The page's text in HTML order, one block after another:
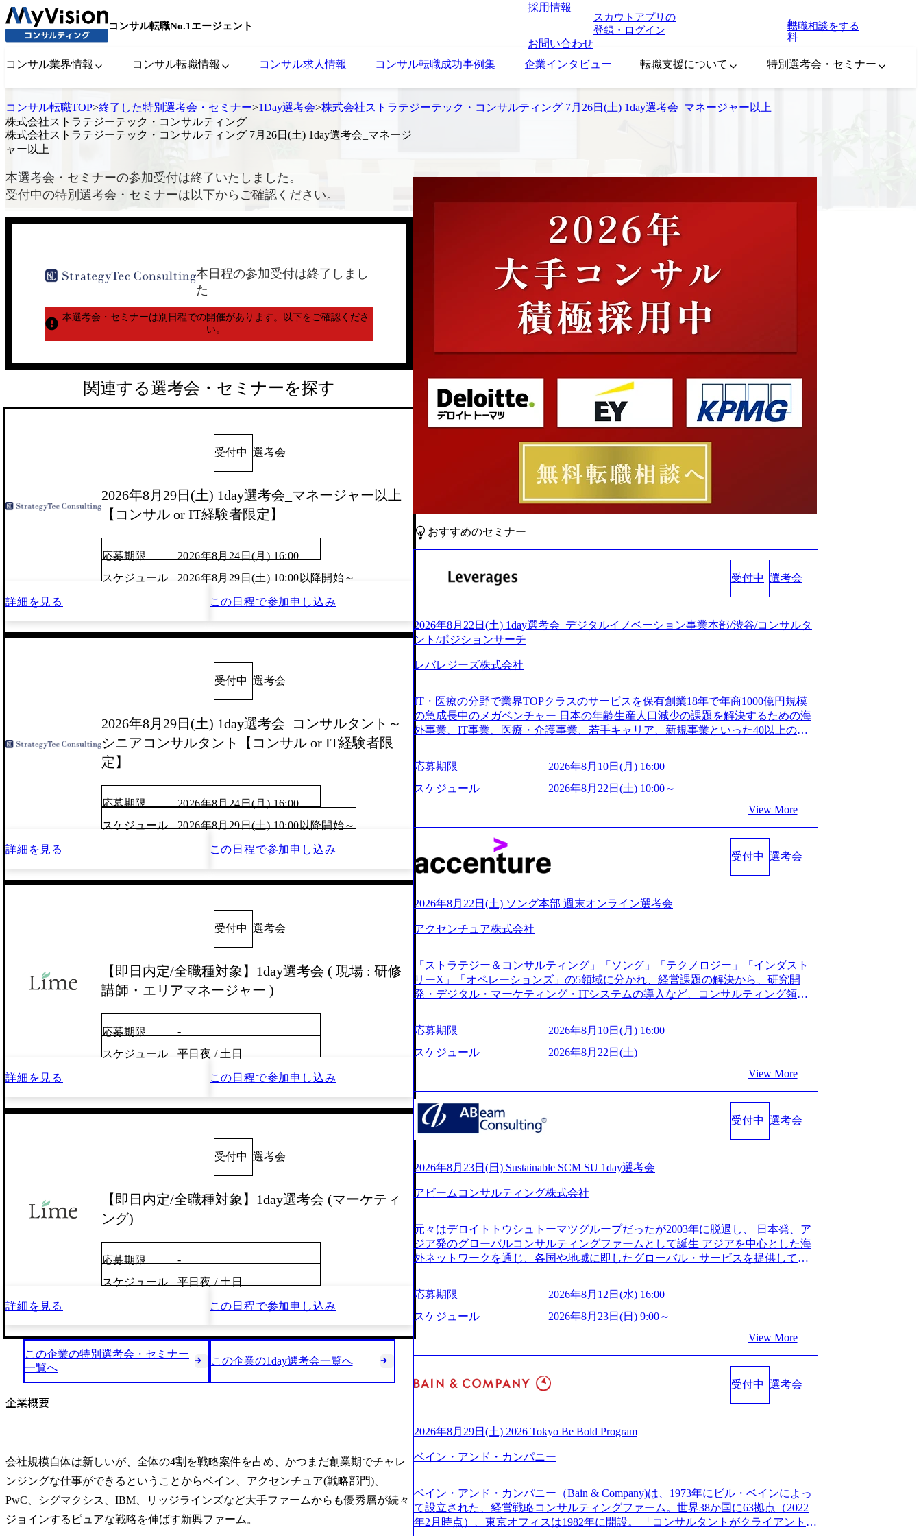
コンサル転職No.1エージェント
採用情報
お問い合わせ
スカウトアプリの
登録・ログイン
無
料
転職相談をする
コンサル業界情報 コンサル転職情報 コンサル求人情報 コンサル転職成功事例集 企業インタビュー 転職支援について 特別選考会・セミナー
コンサル転職TOP>終了した特別選考会・セミナー>1Day選考会>株式会社ストラテジーテック・コンサルティング 7月26日(土) 1day選考会_マネージャー以上
株式会社ストラテジーテック・コンサルティング
株式会社ストラテジーテック・コンサルティング 7月26日(土) 1day選考会_マネージ
ャー以上
本選考会・セミナーの参加受付は終了いたしました。
受付中の特別選考会・セミナーは以下からご確認ください。
本日程の参加受付は終了しまし
た
本選考会・セミナーは別日程での開催があります。
以下をご確認くださ
い。
関連する選考会・セミナーを探す
受付中 選考会
2026年8月29日(土) 1day選考会_マネージャー以上
【コンサル or IT経験者限定】
応募期限
2026年8月24日(月) 16:00
スケジュール
2026年8月29日(土) 10:00以降開始～
詳細を見る この日程で参加申し込み
受付中 選考会
2026年8月29日(土) 1day選考会_コンサルタント～
シニアコンサルタント【コンサル or IT経験者限
定】
応募期限
2026年8月24日(月) 16:00
スケジュール
2026年8月29日(土) 10:00以降開始～
詳細を見る この日程で参加申し込み
受付中 選考会
【即日内定/全職種対象】1day選考会 ( 現場 : 研修
講師・エリアマネージャー )
応募期限
-
スケジュール
平日夜 / 土日
詳細を見る この日程で参加申し込み
受付中 選考会
【即日内定/全職種対象】1day選考会 (マーケティ
ング)
応募期限
-
スケジュール
平日夜 / 土日
詳細を見る この日程で参加申し込み
この企業の特別選考会・セミナー
一覧へ
この企業の1day選考会一覧へ
企業概要
会社規模自体は新しいが、全体の4割を戦略案件を占め、かつまだ創業期でチャレ
ンジングな仕事ができるということからベイン、アクセンチュア(戦略部門)、
PwC、シグマクシス、IBM、リッジラインズなど大手ファームからも優秀層が続々
ジョインするピュアな戦略を伸ばす新興ファーム。
おすすめのセミナー
受付中 選考会
2026年8月22日(土) 1day選考会_デジタルイノベーション事業本部/渋谷/コンサルタ
ント/ポジションサーチ
レバレジーズ株式会社
IT・医療の分野で業界TOPクラスのサービスを保有創業18年で年商1000億円規模
の急成長中のメガベンチャー 日本の年齢生産人口減少の課題を解決するための海
外事業、IT事業、医療・介護事業、若手キャリア、新規事業といった40以上の事
どの人員調達できる 独立資本経営をとっており、事業創造の自由度が高い https://st
orage.googleapis.com/our-vision-production.appspot.com/public/images/20240925162633_7
242d0de-3e54-4f03-b076-00318d5c0dff_1200x644.webp レバレジーズ株式会社 会社説
ng-xiang-ke) 「働く人」「事業・サービス」「カルチャー」など、レバレジーズの
リアルを取り上げています！ (https://melev.leverages.jp/) レバレジーズグローバル、
大分県より「外国人留学生等受入環境整備事業委託業務」を受託 (https://prtimes.jp/
main/html/rd/p/000000612.000010591.html) レバレジーズ、モチベーション管理システ
ム「NALYSYS」リリース (https://prtimes.jp/main/html/rd/p/000000622.000010591.html)
レジーズで活躍するメンバー紹介！〜 管理職種編 〜 (https://www.youtube.com/watc
s://www.youtube.com/watch?v=XJ7Eam0onXA) 創業以来黒字を維持し、急成長中であ
に1兆円を目指す日本にもなかなかないメガベンチャー。創業から黒字経営。年間
130%成長 https://storage.googleapis.com/our-vision-production.appspot.com/public/images/
20251030164405_5c527843-d227-4df8-b86c-5587f843fdf6_1200x471.webp https://storage.
googleapis.com/our-vision-production.appspot.com/public/images/20251030164946_dc0888
上もの新規事業を立ち上げているため様々な業界を経験することが可能 社内転職
かする「オールインハウス」型の組織体。社内スカウトや社内公募制度を用いて
主体的かつ柔軟なキャリア形成が可能。 https://storage.googleapis.com/our-vision-prod
88_1200x698.webp ## 働き方／WLB／待遇 内装8億円超のかっこいいオフィスがあ
り、 働き甲斐のあるランキング、新卒注目ランキング受賞歴多数 あえての未上場
であり株主からの圧力がないため事業創造の自由度が高く、赤字事業でも投資し
て長期的な成長を若手に任せられる環境 対面でのコミュニケーションメリットを
年間データ、エンジニア組織） 2026年8月22日(土) 10:00～最長16:00 2026年8月10
ていただきます。ご了承ください。 ● 当日の流れ 受付 → 会社説明会 → 面接(会社
別に当日の面接案内をお送りいたします。 ※通常の選考フローと異なり、事前に
適性検査をご受検いただきます。 ● 詳細 デジタルイノベーション事業部でのポジ
ションサーチになります。 ご経験やスキル、そして適性や志向性に合わせて、以
サルタント＞ Webアプリケーション、SaaS系の領域において、大手・ベンチャ
ー・スタートアップ企業に対する課題解決支援を行います。 直近の案件では、大
メント支援までを一気通貫で担当しています。 生成AIなどの最新技術とシステム
を活用し、顧客の業務革新と効率化の実現に貢献します。 ＜PL/PM＞ 顧客の要望
を深くヒアリングし、企画構想からアジャイル開発による開発支援までを一気通
貫で推進していただきます。 プロジェクト提案・推進の中核として、企画・要件
す。 ＜SE＞ 参画いただく案件はプライム案件メインです。 要件定義～設計～開
画当初はご経験に応じたフェーズからご担当いただき、当社の社員が業務面をサ
ただきます。 課題選定から顧客への企画提案、そして実行までを一気通貫で支援
していただきます。 アジャイル開発を通じて顧客の要望や提案を柔軟に取り入れ
ながら改善サイクルを回すため、ご自身の提案がサービスに直接反映されやす
応募期限
2026年8月10日(月) 16:00
スケジュール
2026年8月22日(土) 10:00～
View More
受付中 選考会
2026年8月22日(土) ソング本部 週末オンライン選考会
アクセンチュア株式会社
「ストラテジー＆コンサルティング」「ソング」「テクノロジー」「インダスト
リーX」「オペレーションズ」の5領域に分かれ、経営課題の解決から、研究開
発・デジタル・マーケティング・ITシステムの導入など、コンサルティング領域
ファームである あらゆる産業において非常に良質な顧客基盤を築いており、Fortu
ne Global 500社の80％以上の企業をクライアントとして抱えている 手掛けたプロ
ジェクトは「ファーストリテイリングにおけるグローバル化」「資生堂グループ
ンサルティング活動のみならず、2021年にはKDDIと合弁会社「ARISE analytics」
を設立し、人工知能とデータアナリティクス技術で新たなイノベーションを創出
する活動や、デジタル人材育成の支援も盛んに行う 採用資料 (https://www.accentur
e.com/content/dam/accenture/final/accenture-com/document-2/Accenture-Recruiting-Brochur
e.pdf#zoom=50) 女性の活躍について (https://www.accenture.com/content/dam/accenture/f
ログ (https://www.accenture.com/jp-ja/blogs/japan-careers-blog) 江川社長が語る「105点
理由【コンサル業界俯瞰マップ】 (https://diamond.jp/articles/-/346218) 大手広告代理
e/detail/45446) エンジニアからコンサルタントへ。会社に入って、何が変わった？
(https://www.businessinsider.jp/post-288838) プラダ：ラグジュアリー製品のパーソナ
ライゼーション (https://www.accenture.com/jp-ja/case-studies/song/prada-luxury-product-c
ustomization) 大正製薬：ITカーブアウト支援 (https://www.accenture.com/jp-ja/case-stud
ンク：初のオンライン開催「SoftBank World 2020」でマーケ＆営業のDX実現 (http
s://www.accenture.com/jp-ja/case-studies/communications-media/softbank)（通信） 経済産
業省：事業者の申請手続きを電子化する「保安ネット」を構築。省庁DXの先進事
例を実現 (https://www.accenture.com/jp-ja/case-studies/public-service/meti-industry-safety-
ps://www.accenture.com/jp-ja/case-studies/consumer-goods-services/calbee)（消費財・サ
ービス） 世界49カ国に約73万人以上（2024年5月時点）の社員を擁し、世界120以
上の国の企業を顧客に売上641億ドルを誇る 日本では2.3万人以上の従業員を擁し
ている、売上・従業員数共にこの8年間で4倍近くの成長を遂げていることから、
今後も高い成長が見込まれる 多くの技術者を抱えており、アビームコンサルティ
ングに続いて日本国内2番目にSAP認定コンサルタント制度の有資格者数が多く、
引き留めを受けずに移動が可能である（異動者は年間約1,000名） 残業時間や有休
取得率など約10項目を数値化することで、実行前後で離職率を半減させることに
成功した 18時以降の会議を原則禁止としているほか、在宅勤務制度の全社展開、
応募期限
2026年8月10日(月) 16:00
スケジュール
2026年8月22日(土)
View More
受付中 選考会
2026年8月23日(日) Sustainable SCM SU 1day選考会
アビームコンサルティング株式会社
元々はデロイトトウシュトーマツグループだったが2003年に脱退し、 日本発、ア
ジア発のグローバルコンサルティングファームとして誕生 アジアを中心とした海
外ネットワークを通じ、各国や地域に即したグローバル・サービスを提供してい
ンドメッセージに掲げ、企業や組織の変革を通じて社会や産業の課題を解決し、
未来のありたい姿を実現するとともに、クライアント変革の確実な実現と社会的
価値及び経済的価値の追求にも貢献 NECとの戦略的資本提携も実現して、現在は
グなどの専門知識と、豊富な経験を持つ約6,000名を超えるプロフェッショナルを
有する 金融、製造、流通、エネルギー、情報通信、公共事業など幅広い分野をク
ライアントとしている SAP領域においては日本市場No.1を誇り、全世界で6,400件
以上、日本国内で企業最多の5,399件のSAP認定コンサルタント資格を取得してい
る また、日本国内企業として最多の3,200件のSAP S/4HANA®認定コンサルタント
を基に独自の方法論やテンプレートを開発し、それらを活用してお客様に最適なS
uction.appspot.com/public/images/20240925132728_996dc8f2-7d54-42b9-a7ae-8c532c52d3
nt/dam/abeam/jp/ja/about/company/ABeamConsultingCompanyProfile_jpn_4.pdf) 『SAP A
WARD OF EXCELLENCE 2024』において優秀賞「プロジェクト・アワード」を受
賞 (https://prtimes.jp/main/html/rd/p/000000010.000123981.html) アビームコンサルティ
ング、社員の健康改善を支援 食事・睡眠など可視化 (https://www.nikkan.co.jp/articl
応募期限
2026年8月12日(水) 16:00
スケジュール
2026年8月23日(日) 9:00～
View More
受付中 選考会
2026年8月29日(土) 2026 Tokyo Be Bold Program
ベイン・アンド・カンパニー
ベイン・アンド・カンパニー（Bain & Company)は、1973年にビル・ベインによっ
て設立された、経営戦略コンサルティングファーム。世界38か国に63拠点（2022
年2月時点）、東京オフィスは1982年に開設。 「コンサルタントがクライアントに